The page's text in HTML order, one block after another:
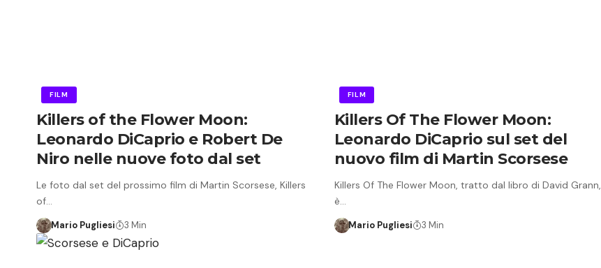
FILM
Killers of the Flower Moon:
Leonardo DiCaprio e Robert De
Niro nelle nuove foto dal set
Le foto dal set del prossimo film di Martin Scorsese, Killers
of…
Mario Pugliesi 3 Min
FILM
Killers Of The Flower Moon:
Leonardo DiCaprio sul set del
nuovo film di Martin Scorsese
Killers Of The Flower Moon, tratto dal libro di David Grann,
è…
Mario Pugliesi 3 Min